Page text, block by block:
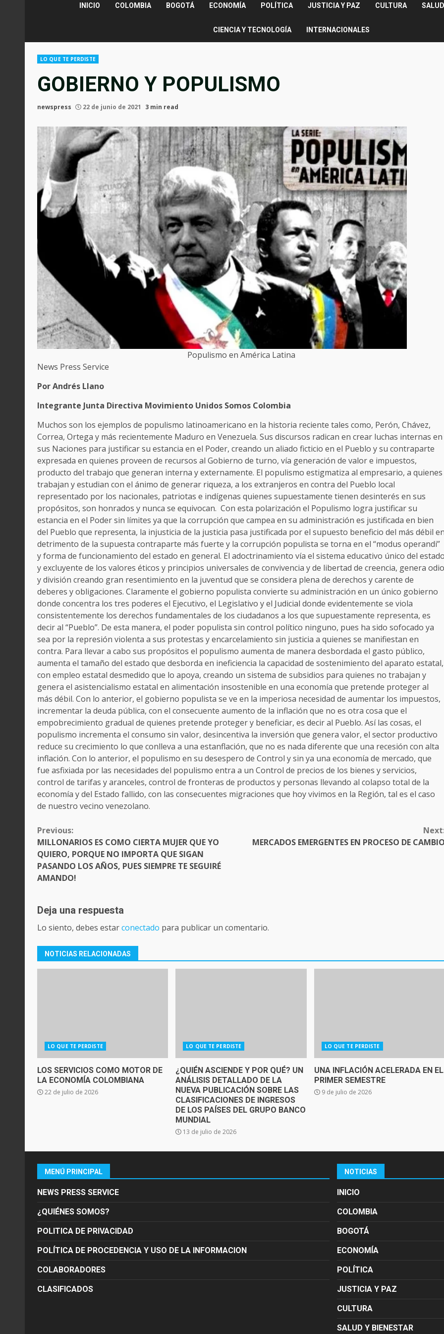
INICIO COLOMBIA BOGOTÁ ECONOMÍA POLÍTICA JUSTICIA Y PAZ CULTURA
CIENCIA Y TECNOLOGÍA INTERNACIONALES
LO QUE TE PERDISTE
GOBIERNO Y POPULISMO
newspress 22 de junio de 2021 3 min read
Populismo en América Latina
News Press Service
Por Andrés Llano
Integrante Junta Directiva Movimiento Unidos Somos Colombia
Muchos son los ejemplos de populismo latinoamericano en la historia reciente tales como, Perón, Chávez,
Correa, Ortega y más recientemente Maduro en Venezuela. Sus discursos radican en crear luchas internas en
sus Naciones para justificar su estancia en el Poder, creando un aliado ficticio en el Pueblo y su contraparte
expresada en quienes proveen de recursos al Gobierno de turno, vía generación de valor e impuestos,
producto del trabajo que generan interna y externamente. El populismo estigmatiza al empresario, a quienes
trabajan y estudian con el ánimo de generar riqueza, a los extranjeros en contra del Pueblo local
representado por los nacionales, patriotas e indígenas quienes supuestamente tienen desinterés en sus
propósitos, son honrados y nunca se equivocan. Con esta polarización el Populismo logra justificar su
estancia en el Poder sin límites ya que la corrupción que campea en su administración es justificada en bien
del Pueblo que representa, la injusticia de la justicia pasa justificada por el supuesto beneficio del más débil
detrimento de la supuesta contraparte más fuerte y la corrupción populista se torna en el “modus operandi”
y forma de funcionamiento del estado en general. El adoctrinamiento vía el sistema educativo único del
y excluyente de los valores éticos y principios universales de convivencia y de libertad de creencia, genera odio
y división creando gran resentimiento en la juventud que se considera plena de derechos y carente de
deberes y obligaciones. Claramente el gobierno populista convierte su administración en un único gobierno
donde concentra los tres poderes el Ejecutivo, el Legislativo y el Judicial donde evidentemente se viola
consistentemente los derechos fundamentales de los ciudadanos a los que supuestamente representa, es
decir al “Pueblo”. De esta manera, el poder populista sin control político ninguno, pues ha sido sofocado ya
sea por la represión violenta a sus protestas y encarcelamiento sin justicia a quienes se manifiestan en
contra. Para llevar a cabo sus propósitos el populismo aumenta de manera desbordada el gasto público,
aumenta el tamaño del estado que desborda en ineficiencia la capacidad de sostenimiento del aparato estatal,
con empleo estatal desmedido que lo apoya, creando un sistema de subsidios para quienes no trabajan y
genera el asistencialismo estatal en alimentación insostenible en una economía que pretende proteger al
más débil. Con lo anterior, el gobierno populista se ve en la imperiosa necesidad de aumentar los impuestos,
incrementar la deuda pública, con el consecuente aumento de la inflación que no es otra cosa que el
empobrecimiento gradual de quienes pretende proteger y beneficiar, es decir al Pueblo. Así las cosas, el
populismo incrementa el consumo sin valor, desincentiva la inversión que genera valor, el sector productivo
reduce su crecimiento lo que conlleva a una estanflación, que no es nada diferente que una recesión con alta
inflación. Con lo anterior, el populismo en su desespero de Control y sin ya una economía de mercado, que
fue asfixiada por las necesidades del populismo entra a un Control de precios de los bienes y servicios,
control de tarifas y aranceles, control de fronteras de productos y personas llevando al colapso total de la
economía y del Estado fallido, con las consecuentes migraciones que hoy vivimos en la Región, tal es el caso
de nuestro vecino venezolano.
CONTINUE
READING
Previous:
MILLONARIOS ES COMO CIERTA MUJER QUE YO
QUIERO, PORQUE NO IMPORTA QUE SIGAN
PASANDO LOS AÑOS, PUES SIEMPRE TE SEGUIRÉ
AMANDO!
MERCADOS EMERGENTES EN PROCESO DE
Deja una respuesta
Lo siento, debes estarconectado para publicar un comentario.
NOTICIAS RELACIONADAS
LO QUE TE PERDISTE
LOS SERVICIOS COMO MOTOR DE
LA ECONOMÍA COLOMBIANA
22 de julio de 2026
LO QUE TE PERDISTE
¿QUIÉN ASCIENDE Y POR QUÉ? UN
ANÁLISIS DETALLADO DE LA
NUEVA PUBLICACIÓN SOBRE LAS
CLASIFICACIONES DE INGRESOS
DE LOS PAÍSES DEL GRUPO BANCO
MUNDIAL
13 de julio de 2026
LO QUE TE PERDISTE
UNA INFLACIÓN ACELERADA EN EL
PRIMER SEMESTRE
9 de julio de 2026
MENÚ PRINCIPAL
NEWS PRESS SERVICE
¿QUIÉNES SOMOS?
POLITICA DE PRIVACIDAD
POLÍTICA DE PROCEDENCIA Y USO DE LA INFORMACION
COLABORADORES
CLASIFICADOS
NOTICIAS
INICIO
COLOMBIA
BOGOTÁ
ECONOMÍA
POLÍTICA
JUSTICIA Y PAZ
CULTURA
SALUD Y BIENESTAR